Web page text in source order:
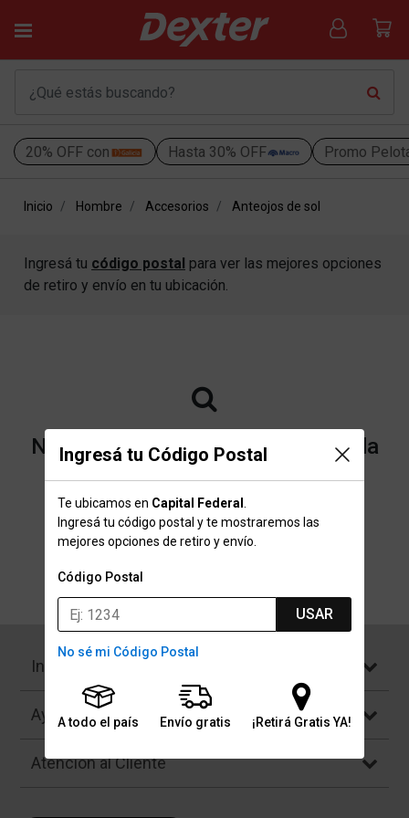
20% OFF con Hasta 30% OFF Promo
Ingresá tu Código Postal
Te ubicamos en Capital Federal
Ingresá tu código postal y te mostraremos las
mejores opciones de retiro y envío.
Código Postal
USAR
No sé mi Código Postal
A todo el país Envío gratis ¡Retirá Gratis YA!
Inicio Hombre Accesorios Anteojos de sol
Ingresá tu código postal para ver las mejores opciones
de retiro y envío en tu ubicación.
No encontramos resultados para la
categoría "Anteojos de sol" que
buscaste.
Volver a la página de inicio
Institucional
Ayuda
Atención al Cliente